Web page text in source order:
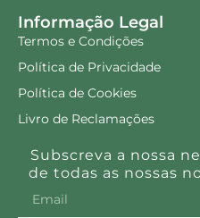
Informação Legal
Termos e Condições
Política de Privacidade
Política de Cookies
Livro de Reclamações
Subscreva a nossa
de todas as nossas